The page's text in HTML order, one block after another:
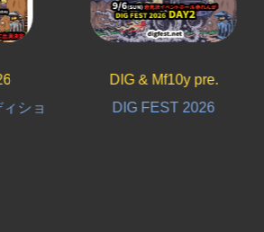
DIG & Mf10y pre.
DIG FEST 2026
平